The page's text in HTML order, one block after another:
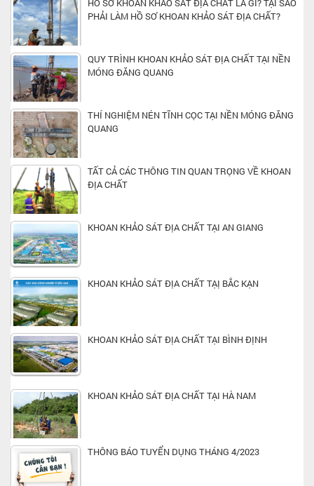
HỒ SƠ KHOAN KHẢO SÁT ĐỊA CHẤT LÀ GÌ? TẠI SAO
PHẢI LÀM HỒ SƠ KHOAN KHẢO SÁT ĐỊA CHẤT?
QUY TRÌNH KHOAN KHẢO SÁT ĐỊA CHẤT TẠI NỀN
MÓNG ĐĂNG QUANG
THÍ NGHIỆM NÉN TĨNH CỌC TẠI NỀN MÓNG ĐĂNG
QUANG
TẤT CẢ CÁC THÔNG TIN QUAN TRỌNG VỀ KHOAN
ĐỊA CHẤT
KHOAN KHẢO SÁT ĐỊA CHẤT TẠI AN GIANG
KHOAN KHẢO SÁT ĐỊA CHẤT TẠỊ BẮC KẠN
KHOAN KHẢO SÁT ĐỊA CHẤT TẠI BÌNH ĐỊNH
KHOAN KHẢO SÁT ĐỊA CHẤT TẠI HÀ NAM
THÔNG BÁO TUYỂN DỤNG THÁNG 4/2023